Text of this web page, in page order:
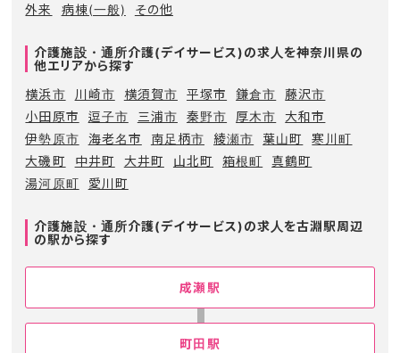
外来
病棟(一般) その他
介護施設・通所介護(デイサービス)の求人を神奈川県の
他エリアから探す
横浜市
川崎市 横須賀市 平塚市 鎌倉市
藤沢市
小田原市
逗子市 三浦市 秦野市 厚木市
大和市
伊勢原市
海老名市 南足柄市 綾瀬市 葉山町
寒川町
大磯町
中井町 大井町 山北町 箱根町
真鶴町
湯河原町
愛川町
介護施設・通所介護(デイサービス)の求人を古淵駅周辺
の駅から探す
成瀬駅
町田駅